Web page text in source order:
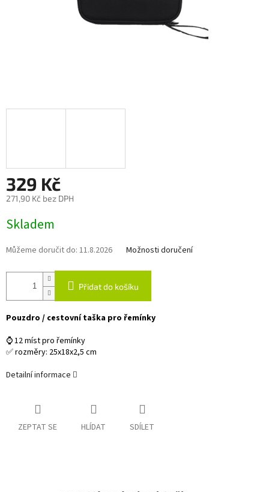
329 Kč
271,90 Kč bez DPH
cena:
Skladem
Můžeme doručit do: 11.8.2026 Možnosti doručení
Přidat do košíku
Pouzdro / cestovní taška pro řemínky
⌚ 12 míst pro řemínky
✅ rozměry: 25x18x2,5 cm
Detailní informace
ZEPTAT SE HLÍDAT SDÍLET